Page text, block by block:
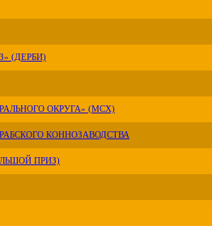
(ДЕРБИ)
ОКРУГА» (МСХ)
КОННОЗАВОДСТВА
ПРИЗ)